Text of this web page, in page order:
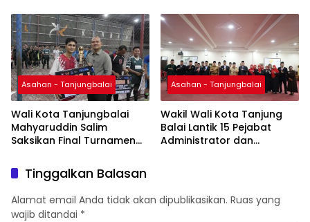
Asahan - Tanjungbalai
Wali Kota Tanjungbalai
Mahyaruddin Salim
Saksikan Final Turnamen
Asahan - Tanjungbalai
Wakil Wali Kota Tanjung
Balai Lantik 15 Pejabat
Administrator dan
Tinggalkan Balasan
Alamat email Anda tidak akan dipublikasikan. Ruas yang
wajib ditandai *